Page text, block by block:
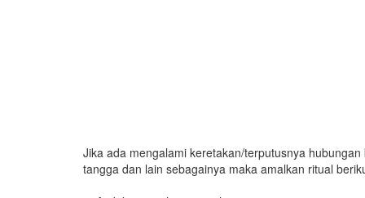
Jika ada mengalami keretakan/terputusnya
tangga dan lain sebagainya maka amalkan ritual